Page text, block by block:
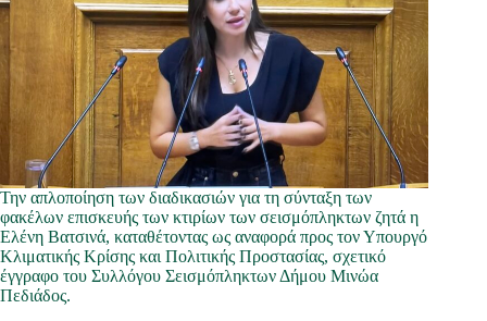
Την απλοποίηση των διαδικασιών για τη σύνταξη των
φακέλων επισκευής των κτιρίων των σεισμόπληκτων ζητά η
Ελένη Βατσινά, καταθέτοντας ως αναφορά προς τον Υπουργό
Κλιματικής Κρίσης και Πολιτικής Προστασίας, σχετικό
έγγραφο του Συλλόγου Σεισμόπληκτων Δήμου Μινώα
Πεδιάδος.